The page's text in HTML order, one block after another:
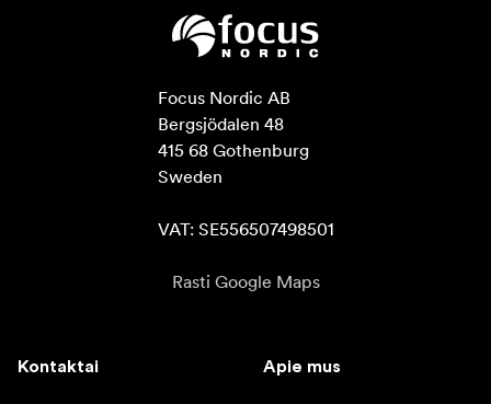
Focus Nordic AB
Bergsjödalen 48
415 68 Gothenburg
Sweden
VAT: SE556507498501
Rasti Google Maps
Kontaktai Apie mus